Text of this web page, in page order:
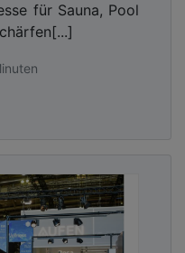
für Sauna, Pool